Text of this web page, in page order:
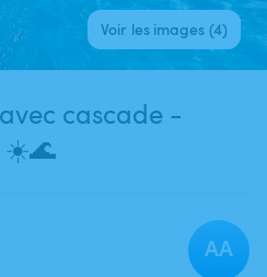
Voir les images (4)
cascade -
☀️🌊
AA